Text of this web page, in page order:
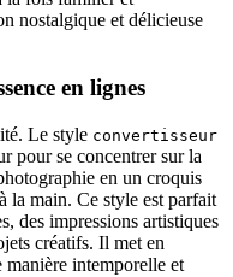
nostalgique et délicieuse
en lignes
Le style convertisseur
pour se concentrer sur la
en un croquis
la main. Ce style est parfait
des impressions artistiques
créatifs. Il met en
manière intemporelle et